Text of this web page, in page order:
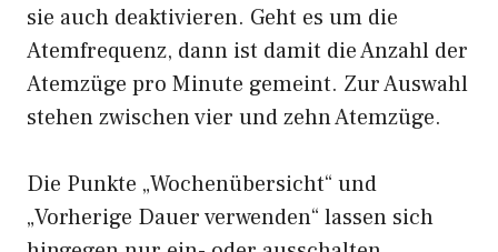
sie auch deaktivieren. Geht es um die
Atemfrequenz, dann ist damit die Anzahl der
Atemzüge pro Minute gemeint. Zur Auswahl
stehen zwischen vier und zehn Atemzüge.
Die Punkte „Wochenübersicht“ und
„Vorherige Dauer verwenden“ lassen sich